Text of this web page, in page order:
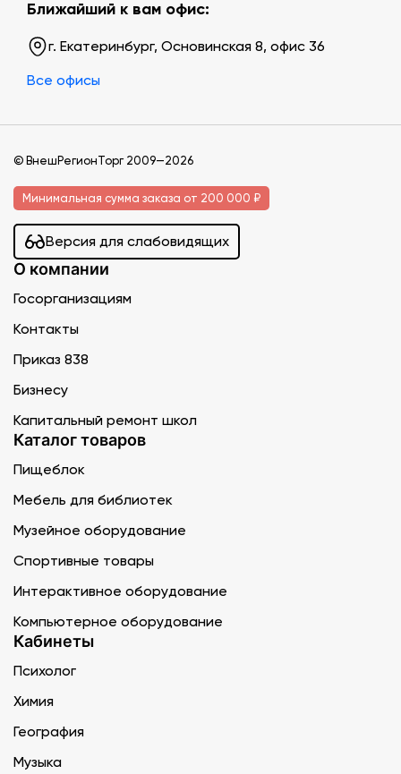
Ближайший к вам офис:
г. Екатеринбург, Основинская 8, офис 36
Все офисы
© ВнешРегионТорг 2009—2026
Минимальная сумма заказа от 200 000 ₽
Версия для слабовидящих
О компании
Госорганизациям
Контакты
Приказ 838
Бизнесу
Капитальный ремонт школ
Каталог товаров
Пищеблок
Мебель для библиотек
Музейное оборудование
Спортивные товары
Интерактивное оборудование
Компьютерное оборудование
Кабинеты
Психолог
Химия
География
Музыка